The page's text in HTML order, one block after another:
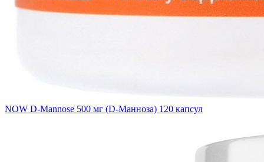
NOW D-Mannose 500 мг (D-Манноза) 120 капсул